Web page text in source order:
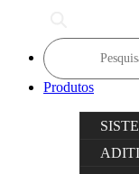
Products
search
Produtos